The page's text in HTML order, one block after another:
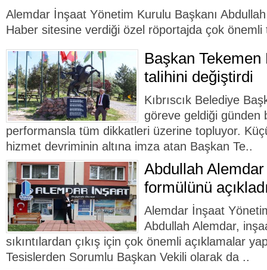
Alemdar İnşaat Yönetim Kurulu Başkanı
Haber sitesine verdiği özel röportajda çok önemli
Başkan Tekemen
talihini değiştirdi
Kıbrıscık Belediye
göreve geldiği günden
performansla tüm dikkatleri üzerine topluyor.
hizmet devriminin altına imza atan Başkan Te..
Abdullah Alemdar
formülünü
Alemdar İnşaat
Abdullah Alemdar,
sıkıntılardan çıkış için çok önemli açıklamalar
Tesislerden Sorumlu Başkan Vekili olarak da ..